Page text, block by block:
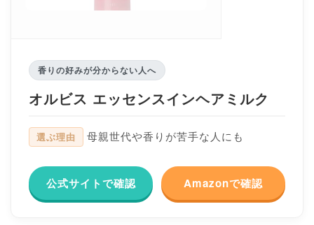
香りの好みが分からない人へ
オルビス エッセンスインヘアミルク
選ぶ理由 母親世代や香りが苦手な人にも
公式サイトで確認 Amazonで確認